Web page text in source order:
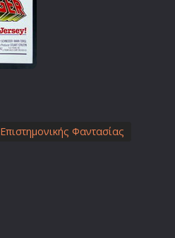
Επιστημονικής Φαντασίας